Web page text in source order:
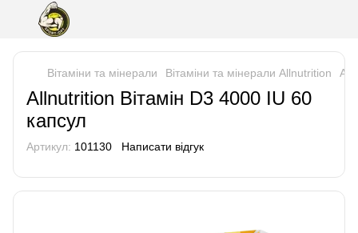
Вітаміни та мінерали Вітаміни та мінерали Allnutrition
Allnutrition Вітамін D3 4000 IU 60
капсул
Артикул: 101130 Написати відгук